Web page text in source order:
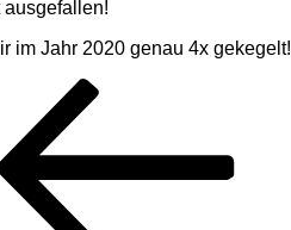
im Jahr 2020 genau 4x gekegelt!